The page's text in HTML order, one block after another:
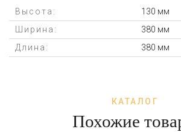
Высота:
130 мм
Ширина:
380 мм
Длина:
380 мм
КАТАЛОГ
Похожие